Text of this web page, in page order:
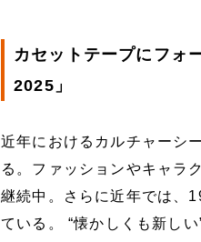
カセットテープにフォ
2025」
近年におけるカルチャーシ
る。ファッションやキャラ
継続中。さらに近年では、
ている。 “懐かしくも新し